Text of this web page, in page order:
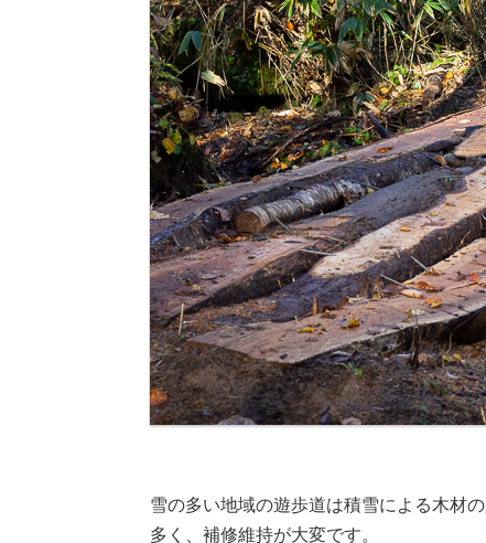
雪の多い地域の遊歩道は積雪による木材
多く、補修維持が大変です。